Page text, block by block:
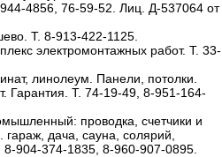
4856, 76-59-52. Лиц. Д-537064 от
Т. 8-913-422-1125.
электромонтажных работ. Т. 33-
линолеум. Панели, потолки.
Гарантия. Т. 74-19-49, 8-951-164-
проводка, счетчики и
дача, сауна, солярий,
8-904-374-1835, 8-960-907-0895.